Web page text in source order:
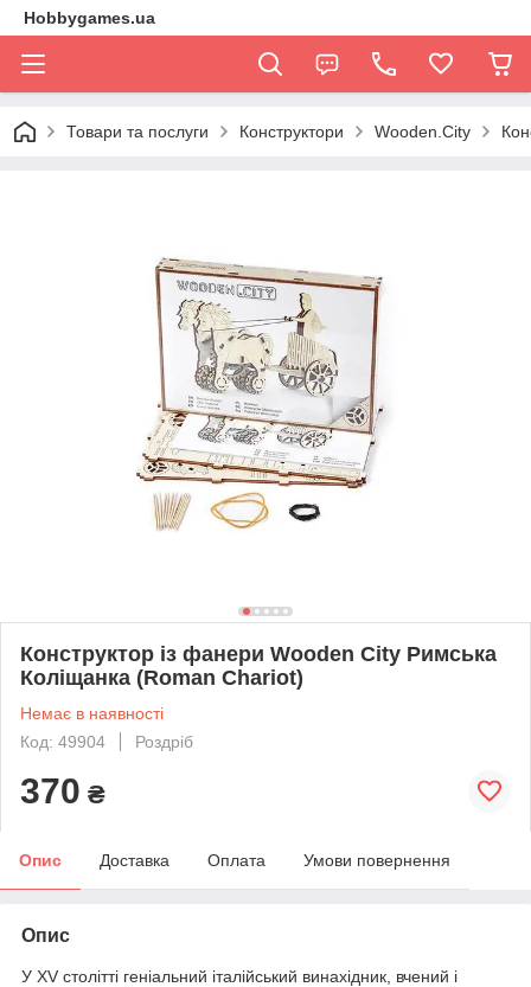
Hobbygames.ua
Товари та послуги Конструктори Wooden.City
Конструктор із фанери Wooden City Римська
Коліщанка (Roman Chariot)
Немає в наявності
Код: 49904
Роздріб
370 ₴
Опис Доставка Оплата Умови повернення
Опис
У XV столітті геніальний італійський винахідник, вчений і